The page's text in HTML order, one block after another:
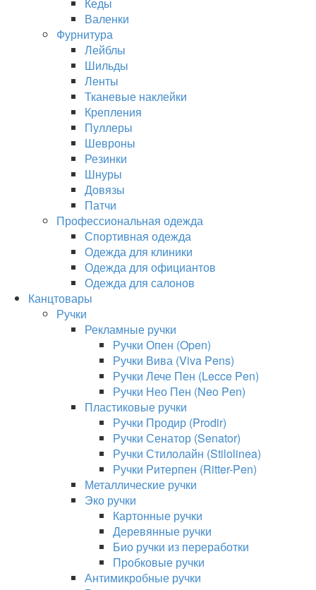
Валенки
Фурнитура
Лейблы
Шильды
Ленты
Тканевые наклейки
Крепления
Пуллеры
Шевроны
Резинки
Шнуры
Довязы
Патчи
Профессиональная одежда
Спортивная одежда
Одежда для клиники
Одежда для официантов
Одежда для салонов
Канцтовары
Ручки
Рекламные ручки
Ручки Опен (Open)
Ручки Вива (Viva Pens)
Ручки Лече Пен (Lecce Pen)
Ручки Нео Пен (Neo Pen)
Пластиковые ручки
Ручки Продир (Prodir)
Ручки Сенатор (Senator)
Ручки Стилолайн (Stilolinea)
Ручки Ритерпен (Ritter-Pen)
Металлические ручки
Эко ручки
Картонные ручки
Деревянные ручки
Био ручки из переработки
Пробковые ручки
Антимикробные ручки